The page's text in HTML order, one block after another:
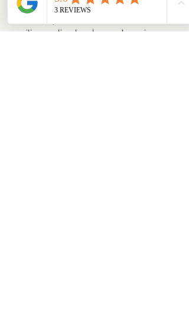
gir kjøkkenet et mer naturlig preg.
miljøvennlige brødposen kan gi